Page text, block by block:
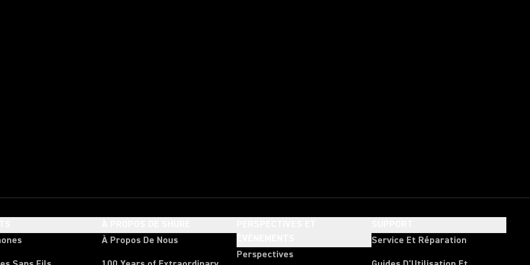
À Propos De Nous
Perspectives
Service Et Réparation